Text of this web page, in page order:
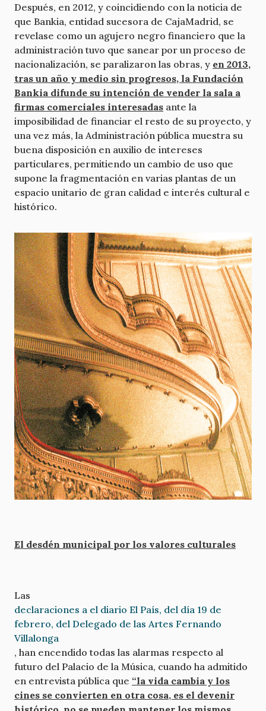
Después, en 2012, y coincidiendo con la noticia de
que Bankia, entidad sucesora de CajaMadrid, se
revelase como un agujero negro financiero que la
administración tuvo que sanear por un proceso de
nacionalización, se paralizaron las obras, y en 2013,
tras un año y medio sin progresos, la Fundación
Bankia difunde su intención de vender la sala a
firmas comerciales interesadas ante la
imposibilidad de financiar el resto de su proyecto, y
una vez más, la Administración pública muestra su
buena disposición en auxilio de intereses
particulares, permitiendo un cambio de uso que
supone la fragmentación en varias plantas de un
espacio unitario de gran calidad e interés cultural e
histórico.
El desdén municipal por los valores culturales
Las
declaraciones a el diario El País, del día 19 de
febrero, del Delegado de las Artes Fernando
Villalonga
, han encendido todas las alarmas respecto al
futuro del Palacio de la Música, cuando ha admitido
en entrevista pública que “la vida cambia y los
cines se convierten en otra cosa, es el devenir